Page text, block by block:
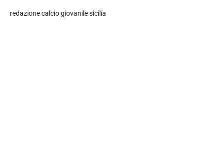
redazione calcio giovanile sicilia